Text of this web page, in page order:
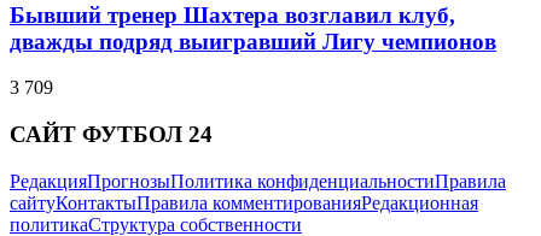
Бывший тренер Шахтера возглавил клуб,
дважды подряд выигравший Лигу чемпионов
3 709
САЙТ ФУТБОЛ 24
РедакцияПрогнозыПолитика конфиденциальностиПравила
сайтуКонтактыПравила комментированияРедакционная
политикаСтруктура собственности